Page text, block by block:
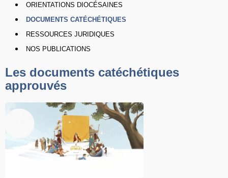
ORIENTATIONS DIOCÉSAINES
DOCUMENTS CATÉCHÉTIQUES
RESSOURCES JURIDIQUES
NOS PUBLICATIONS
Les documents catéchétiques
approuvés